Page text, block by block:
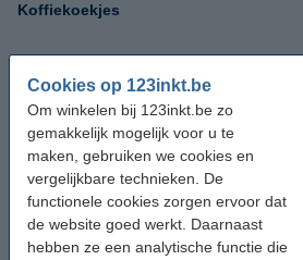
Cookies op 123inkt.be
Om winkelen bij 123inkt.be zo
gemakkelijk mogelijk voor u te
maken, gebruiken we cookies en
vergelijkbare technieken. De
functionele cookies zorgen ervoor dat
de website goed werkt. Daarnaast
hebben ze een analytische functie die
Koffiekoekjes
Elite koekjes
Lotus koekjes
Tussendoorkoek